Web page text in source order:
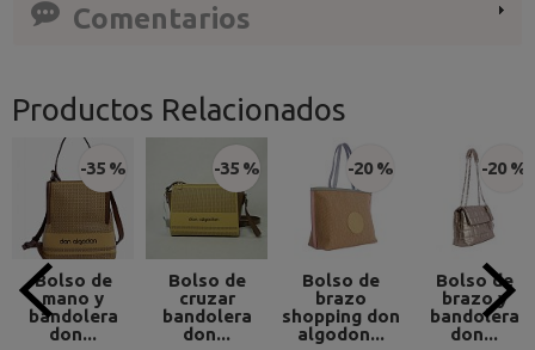
Comentarios
Productos Relacionados
-35 %
Bolso de
mano y
bandolera
don...
-35 %
Bolso de
cruzar
bandolera
don...
-20 %
Bolso de
brazo
shopping don
algodon...
-20 %
Bolso de
brazo y
bandolera
don...